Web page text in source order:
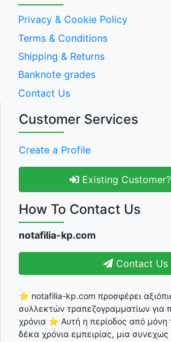
Privacy & Cookie Policy
Terms & Conditions
Shipping & Returns
Banknote grades
Contact Us
Customer Services
Create a Profile
Existing
How To Contact Us
notafilia-kp.com
Contact Us
⭐ notafilia-kp.com προσφέρει
συλλεκτών τραπεζογραμματίων για
χρόνια ⭐ Αυτή η περίοδος από μόνη
δέκα χρόνια εμπειρίας, μια συνεχως